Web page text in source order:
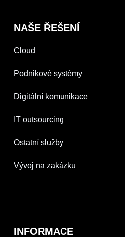
NAŠE ŘEŠENÍ
Cloud
Podnikové systémy
Digitální komunikace
IT outsourcing
Ostatní služby
Vývoj na zakázku
INFORMACE